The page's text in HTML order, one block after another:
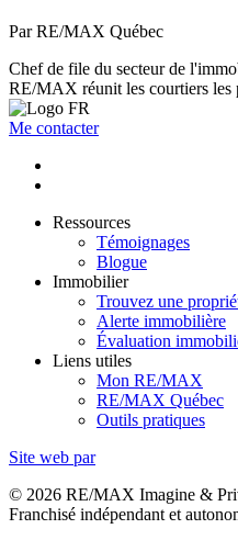
Par RE/MAX Québec
Chef de file du secteur de
RE/MAX réunit les courtiers les
Me contacter
Ressources
Témoignages
Blogue
Immobilier
Trouvez une
Alerte immobilière
Évaluation
Liens utiles
Mon RE/MAX
RE/MAX Québec
Outils pratiques
Site web par
© 2026 RE/MAX Imagine &
Franchisé indépendant et